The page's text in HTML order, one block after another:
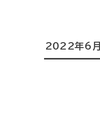
2022年6月